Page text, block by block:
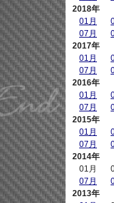
2018年
01月
07月
2017年
01月
07月
2016年
01月
07月
2015年
01月
07月
2014年
01月
07月
2013年